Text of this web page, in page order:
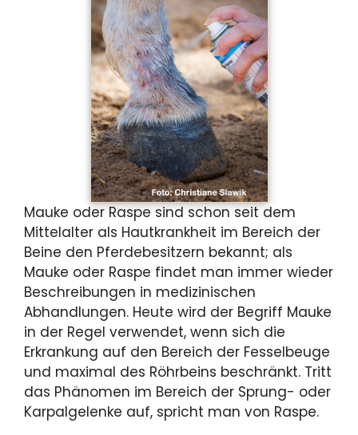
Mauke oder Raspe sind schon seit dem
Mittelalter als Hautkrankheit im Bereich der
Beine den Pferdebesitzern bekannt; als
Mauke oder Raspe findet man immer wieder
Beschreibungen in medizinischen
Abhandlungen. Heute wird der Begriff Mauke
in der Regel verwendet, wenn sich die
Erkrankung auf den Bereich der Fesselbeuge
und maximal des Röhrbeins beschränkt. Tritt
das Phänomen im Bereich der Sprung- oder
Karpalgelenke auf, spricht man von Raspe.